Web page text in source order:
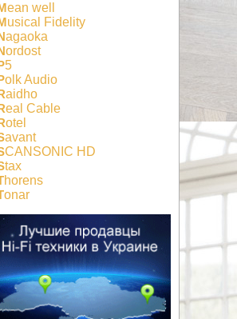
Mean well
Musical Fidelity
Nagaoka
Nordost
P5
Polk Audio
Raidho
Real Cable
Rotel
Savant
SCANSONIC HD
Stax
Thorens
Tonar